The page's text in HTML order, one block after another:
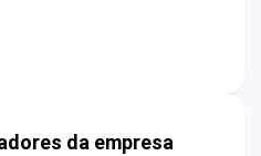
da empresa